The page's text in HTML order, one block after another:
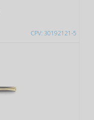
CPV: 30192121-5